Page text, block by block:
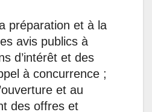
préparation et à la
avis publics à
d’intérêt et des
à concurrence ;
et au
des offres et